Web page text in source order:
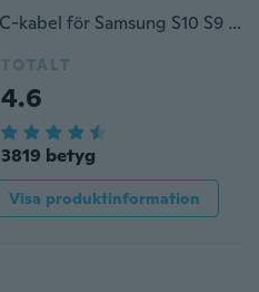
Baseus USB C till USB Type C-kabel för Samsung S10 S9 Huawei P30 Xiaomi Redmi Note 8 Pro Quick Charge 4.0 PD 60W Snabb laddning för MacBook Pro-laddarkabel PD USB C till USB C-kabel
TOTALT
4.6
3819 betyg
Visa produktinformation